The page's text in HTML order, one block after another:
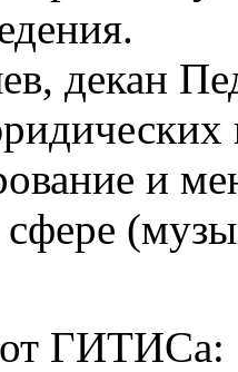
декан
и
ГИТИСа: